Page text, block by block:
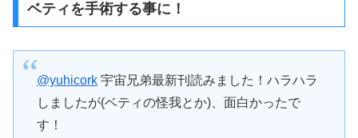
ベティを手術する事に！
@yuhicork宇宙兄弟最新刊読みました！ハラハラ
しましたが(ベティの怪我とか)、面白かったで
す！